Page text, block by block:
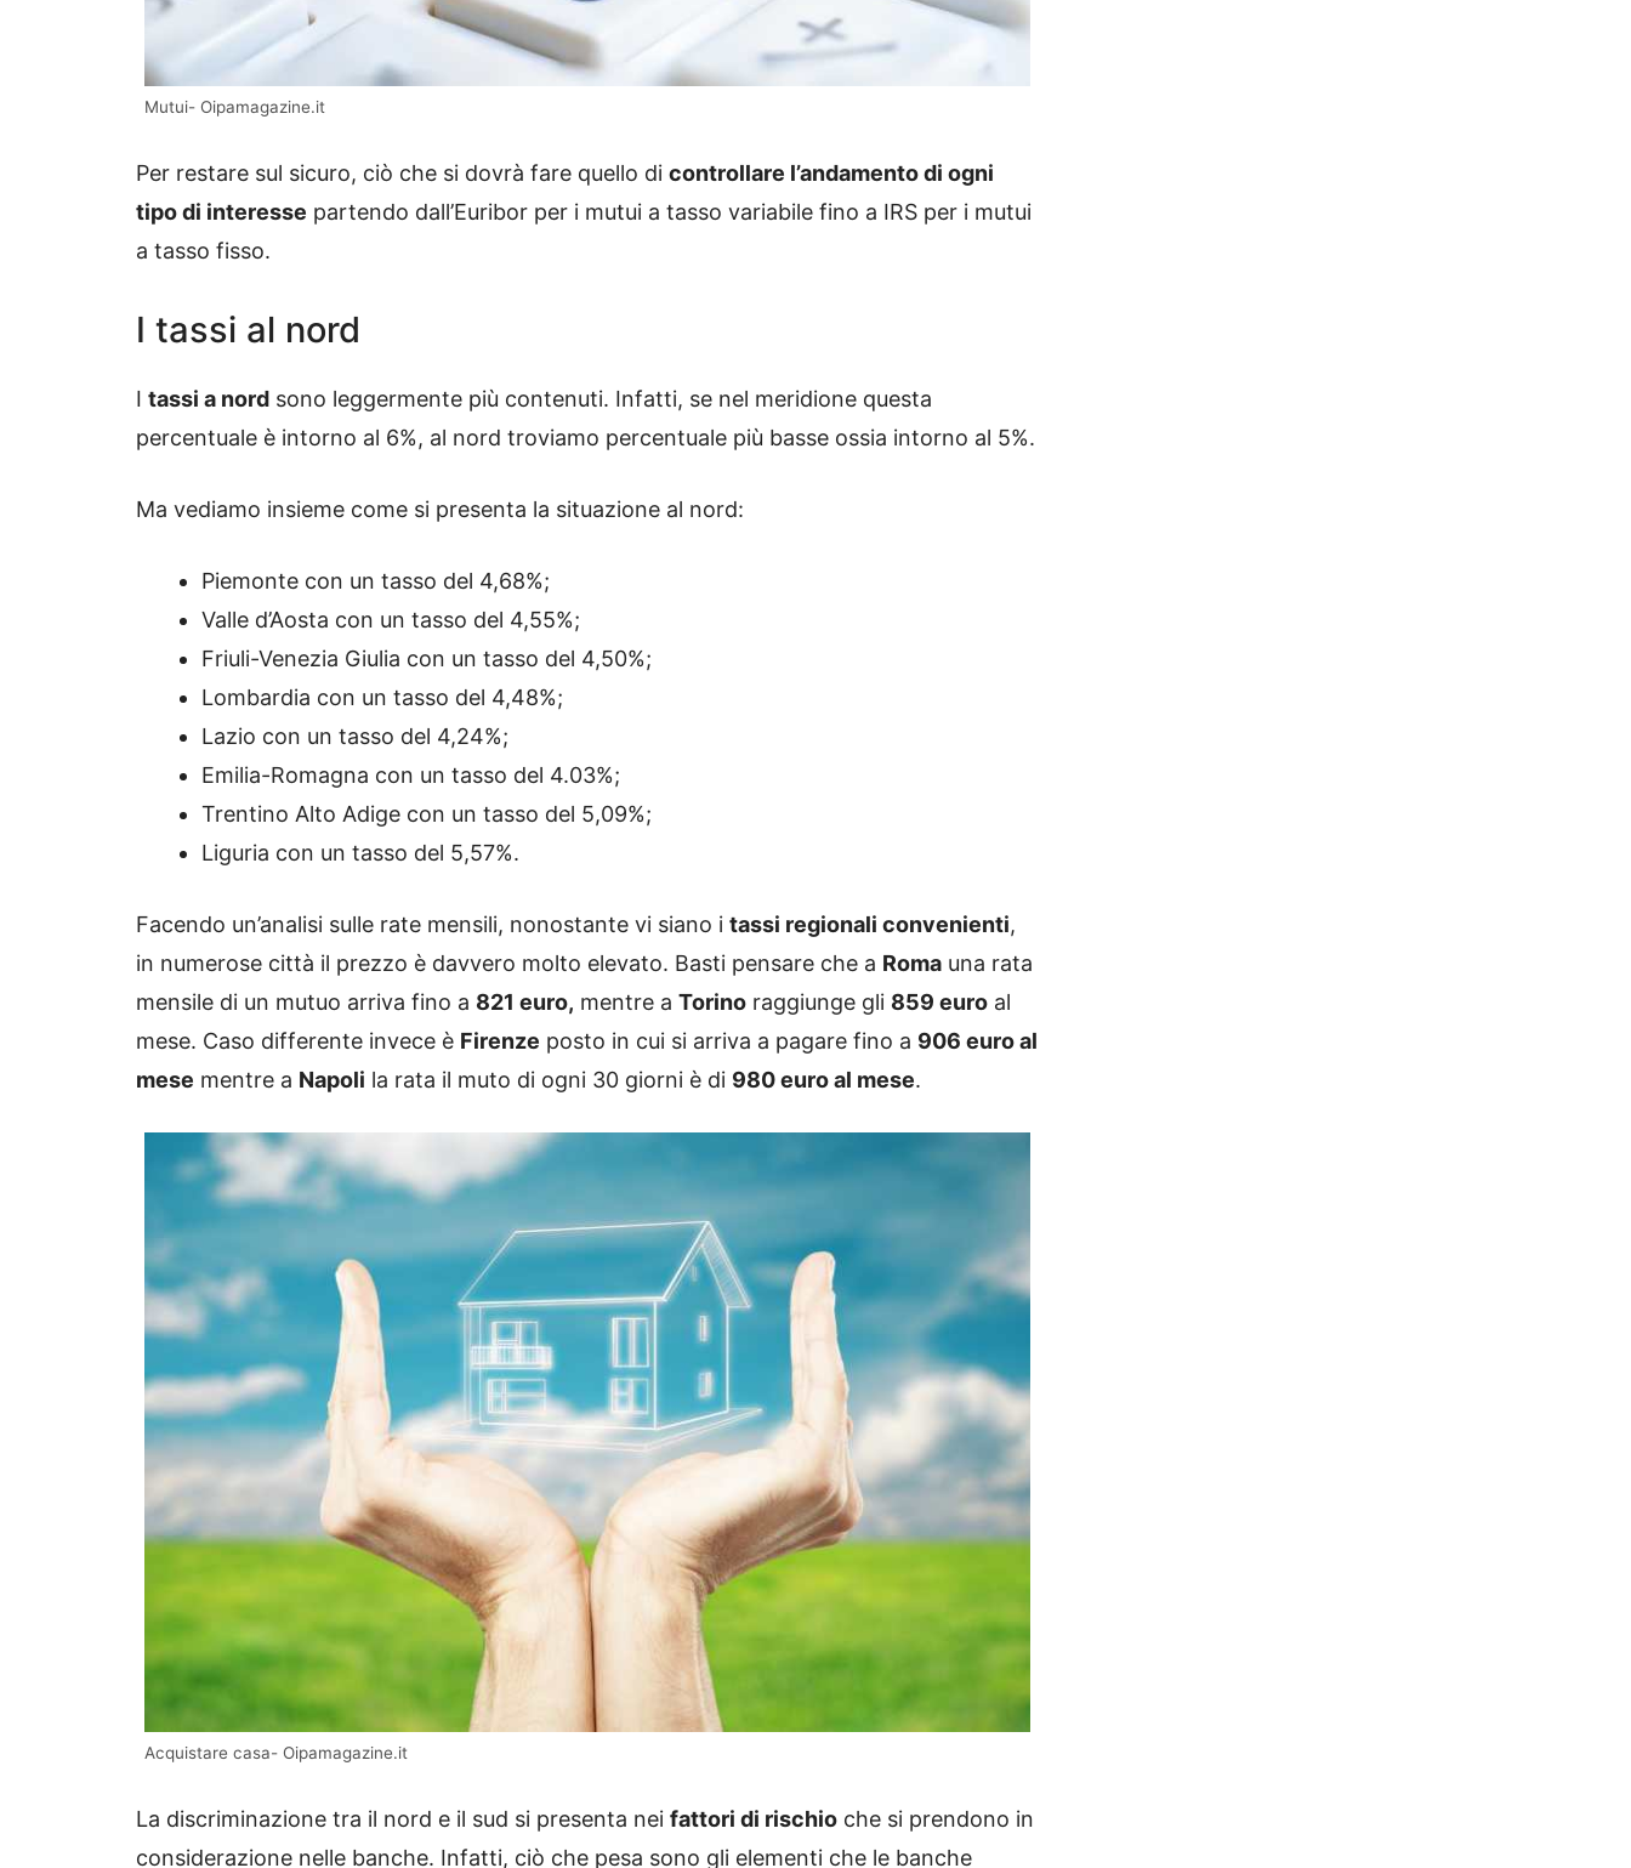
Mutui- Oipamagazine.it
Per restare sul sicuro, ciò che si dovrà fare quello di controllare l’andamento di ogni
tipo di interesse partendo dall’Euribor per i mutui a tasso variabile fino a IRS per i mutui
a tasso fisso.
I tassi al nord
I tassi a nord sono leggermente più contenuti. Infatti, se nel meridione questa
percentuale è intorno al 6%, al nord troviamo percentuale più basse ossia intorno al 5%.
Ma vediamo insieme come si presenta la situazione al nord:
Piemonte con un tasso del 4,68%;
Valle d’Aosta con un tasso del 4,55%;
Friuli-Venezia Giulia con un tasso del 4,50%;
Lombardia con un tasso del 4,48%;
Lazio con un tasso del 4,24%;
Emilia-Romagna con un tasso del 4.03%;
Trentino Alto Adige con un tasso del 5,09%;
Liguria con un tasso del 5,57%.
Facendo un’analisi sulle rate mensili, nonostante vi siano i tassi regionali convenienti,
in numerose città il prezzo è davvero molto elevato. Basti pensare che a Roma una rata
mensile di un mutuo arriva fino a 821 euro, mentre a Torino raggiunge gli 859 euro al
mese. Caso differente invece è Firenze posto in cui si arriva a pagare fino a 906 euro al
mese mentre a Napoli la rata il muto di ogni 30 giorni è di 980 euro al mese.
Acquistare casa- Oipamagazine.it
La discriminazione tra il nord e il sud si presenta nei fattori di rischio che si prendono in
considerazione nelle banche. Infatti, ciò che pesa sono gli elementi che le banche